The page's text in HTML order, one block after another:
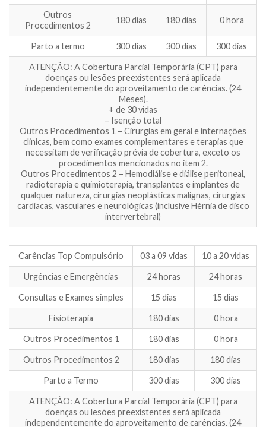
Outros
Procedimentos 2
180 dias 180 dias 0 hora
Parto a termo 300 dias 300 dias 300 dias
ATENÇÃO: A Cobertura Parcial Temporária (CPT) para
doenças ou lesões preexistentes será aplicada
independentemente do aproveitamento de carências. (24
Meses).
+ de 30 vidas
– Isenção total
Outros Procedimentos 1 – Cirurgias em geral e internações
clinicas, bem como exames complementares e terapias que
necessitam de verificação prévia de cobertura, exceto os
procedimentos mencionados no item 2.
Outros Procedimentos 2 – Hemodiálise e diálise peritoneal,
radioterapia e quimioterapia, transplantes e implantes de
qualquer natureza, cirurgias neoplásticas malignas, cirurgias
cardíacas, vasculares e neurológicas (inclusive Hérnia de disco
intervertebral)
Carências Top Compulsório 03 a 09 vidas 10 a 20 vidas
Urgências e Emergências 24 horas 24 horas
Consultas e Exames simples 15 dias 15 dias
Fisioterapia 180 dias 0 hora
Outros Procedimentos 1 180 dias 0 hora
Outros Procedimentos 2 180 dias 180 dias
Parto a Termo 300 dias 300 dias
ATENÇÃO: A Cobertura Parcial Temporária (CPT) para
doenças ou lesões preexistentes será aplicada
independentemente do aproveitamento de carências. (24